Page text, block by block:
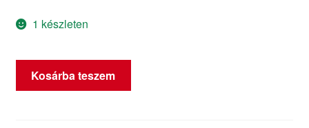
1 készleten
Zsanér
Kosárba teszem